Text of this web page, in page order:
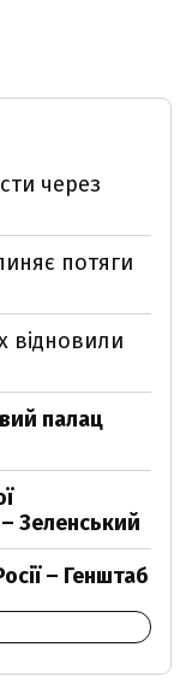
через
потяги
відновили
палац
Зеленський
– Генштаб